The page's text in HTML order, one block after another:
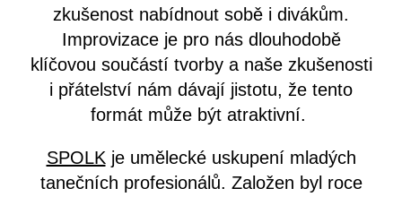
zkušenost nabídnout sobě i divákům.
Improvizace je pro nás dlouhodobě
klíčovou součástí tvorby a naše zkušenosti
i přátelství nám dávají jistotu, že tento
formát může být atraktivní.
SPOLK je umělecké uskupení mladých
tanečních profesionálů. Založen byl roce